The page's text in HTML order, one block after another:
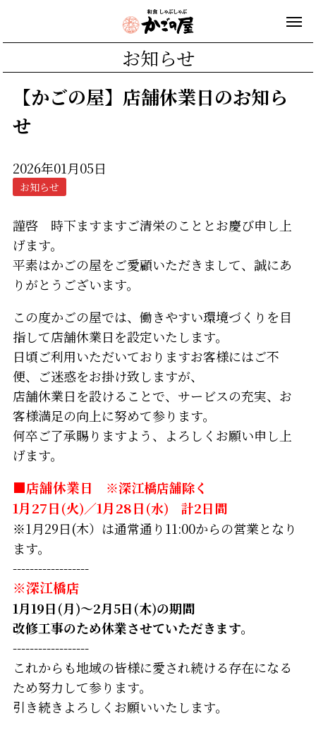
お知らせ
【かごの屋】店舗休業日のお知ら
せ
2026年01月05日
お知らせ
謹啓 時下ますますご清栄のこととお慶び申し上
げます。
平素はかごの屋をご愛顧いただきまして、誠にあ
りがとうございます。
この度かごの屋では、働きやすい環境づくりを目
指して店舗休業日を設定いたします。
日頃ご利用いただいておりますお客様にはご不
便、ご迷惑をお掛け致しますが、
店舗休業日を設けることで、サービスの充実、お
客様満足の向上に努めて参ります。
何卒ご了承賜りますよう、よろしくお願い申し上
げます。
■店舗休業日
※深江橋店舗除く
1月27日(火)／1月28日(水) 計2日間
※1月29日(木）は通常通り11:00からの営業となり
ます。
------------------
※深江橋店
1月19日(月)～2月5日(木)の期間
改修工事のため休業させていただきます。
------------------
これからも地域の皆様に愛され続ける存在になる
ため努力して参ります。
引き続きよろしくお願いいたします。